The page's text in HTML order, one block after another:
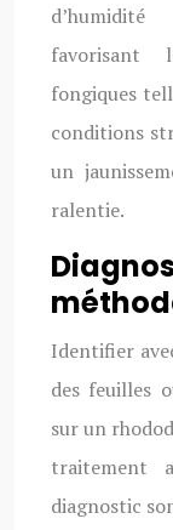
favorisant
fongiques
conditions
un
ralentie.
Identifier
des feuilles
sur un
traitement
diagnostic